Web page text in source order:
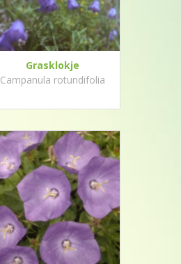
Grasklokje
Campanula rotundifolia